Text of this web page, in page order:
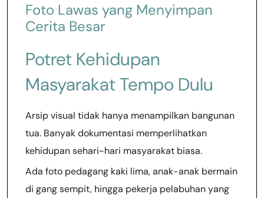
Foto Lawas yang Menyimpan
Cerita Besar
Potret Kehidupan
Masyarakat Tempo Dulu
Arsip visual tidak hanya menampilkan bangunan
tua. Banyak dokumentasi memperlihatkan
kehidupan sehari-hari masyarakat biasa.
Ada foto pedagang kaki lima, anak-anak bermain
di gang sempit, hingga pekerja pelabuhan yang